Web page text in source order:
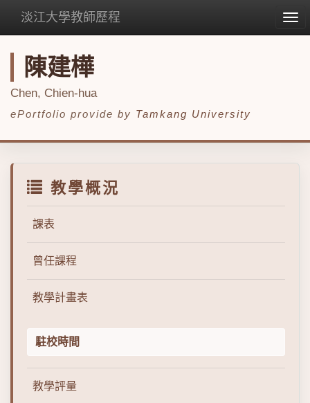
淡江大學教師歷程
陳建樺
Chen, Chien-hua
ePortfolio provide by Tamkang University
教學概況
課表
曾任課程
教學計畫表
駐校時間
教學評量